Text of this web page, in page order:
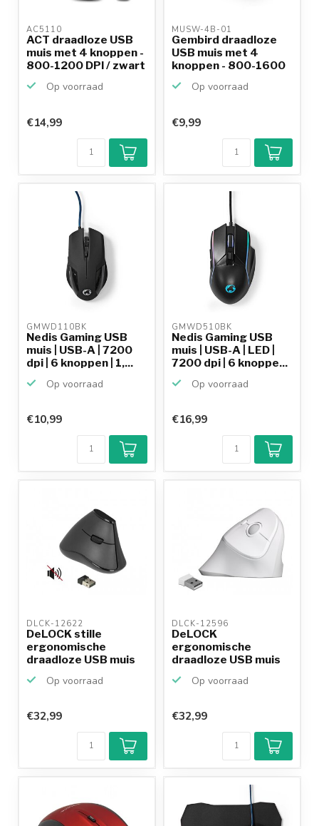
AC5110
ACT draadloze USB
muis met 4 knoppen -
800-1200 DPI / zwart
Op voorraad
€14,99
MUSW-4B-01
Gembird draadloze
USB muis met 4
knoppen - 800-1600
Op voorraad
€9,99
GMWD110BK
Nedis Gaming USB
muis | USB-A | 7200
dpi | 6 knoppen | 1,...
Op voorraad
€10,99
GMWD510BK
Nedis Gaming USB
muis | USB-A | LED |
7200 dpi | 6 knoppe...
Op voorraad
Klantenbeoordeling
9,2/10
Achteraf
betalen mogelijk
€16,99
DLCK-12622
DeLOCK stille
ergonomische
draadloze USB muis
Op voorraad
€32,99
DLCK-12596
DeLOCK
ergonomische
draadloze USB muis
Op voorraad
€32,99